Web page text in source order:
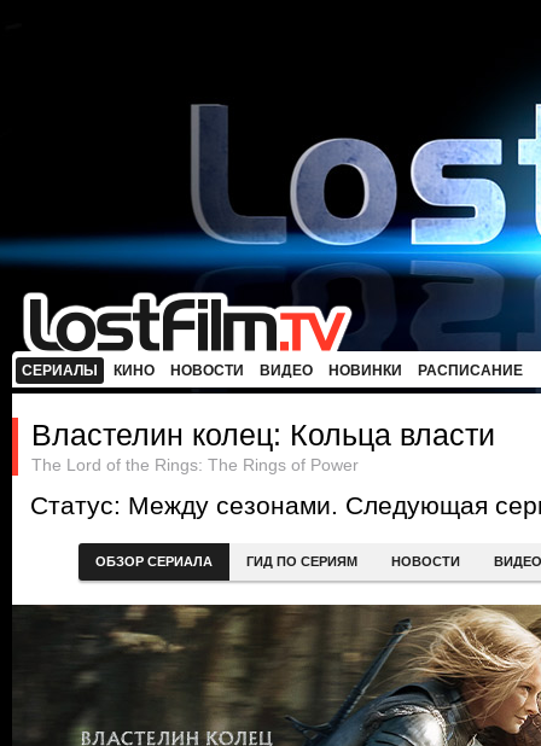
СЕРИАЛЫ КИНО НОВОСТИ ВИДЕО НОВИНКИ РАСПИСАНИЕ
Властелин колец: Кольца власти
The Lord of the Rings: The Rings of Power
Статус: Между сезонами. Следующая
ОБЗОР СЕРИАЛА ГИД ПО СЕРИЯМ НОВОСТИ ВИДЕО